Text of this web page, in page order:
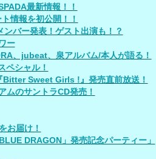
最新情報！！
情報を初公開！！
バー発表！ゲスト出演も！？
ー
、jubeat、泉アルバム/本人が語る！
ペシャル！
Bitter Sweet Girls !』発売直前放送！
のサントラCD発売！
お届け！
DRAGON」発売記念パーティー」